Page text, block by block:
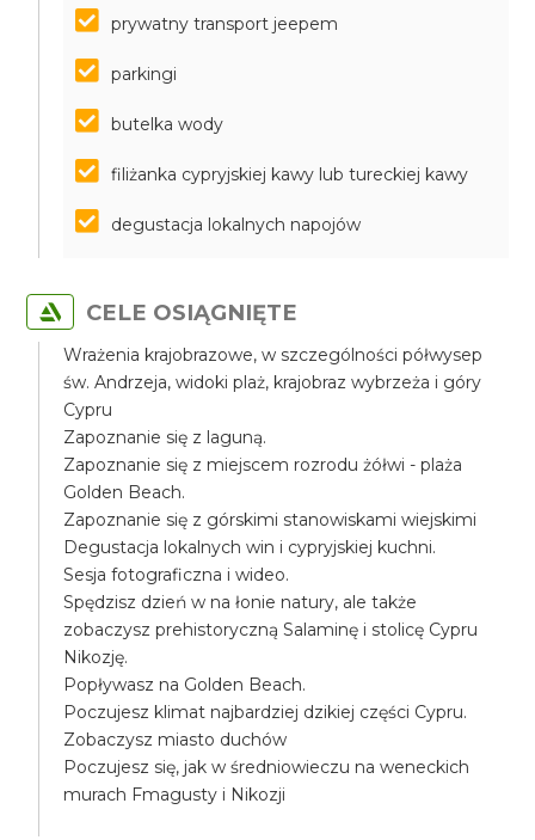
prywatny transport jeepem
parkingi
butelka wody
filiżanka cypryjskiej kawy lub tureckiej kawy
degustacja lokalnych napojów
CELE OSIĄGNIĘTE
Wrażenia krajobrazowe, w szczególności półwysep
św. Andrzeja, widoki plaż, krajobraz wybrzeża i góry
Cypru
Zapoznanie się z laguną.
Zapoznanie się z miejscem rozrodu żółwi - plaża
Golden Beach.
Zapoznanie się z górskimi stanowiskami wiejskimi
Degustacja lokalnych win i cypryjskiej kuchni.
Sesja fotograficzna i wideo.
Spędzisz dzień w na łonie natury, ale także
zobaczysz prehistoryczną Salaminę i stolicę Cypru
Nikozję.
Popływasz na Golden Beach.
Poczujesz klimat najbardziej dzikiej części Cypru.
Zobaczysz miasto duchów
Poczujesz się, jak w średniowieczu na weneckich
murach Fmagusty i Nikozji